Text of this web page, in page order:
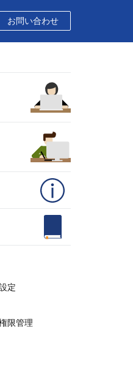
お問い合わせ
定
限管理